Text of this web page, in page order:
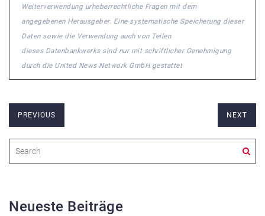
Weiterverwendung urheberrechtliche Fragen mit dem
angegebenen Herausgeber. Eine systematische Speicherung dieser
Daten sowie die Verwendung auch von Teilen
dieses Datenbankwerks sind nur mit schriftlicher Genehmigung
durch die United News Network GmbH gestattet
PREVIOUS NEXT
Neueste Beiträge